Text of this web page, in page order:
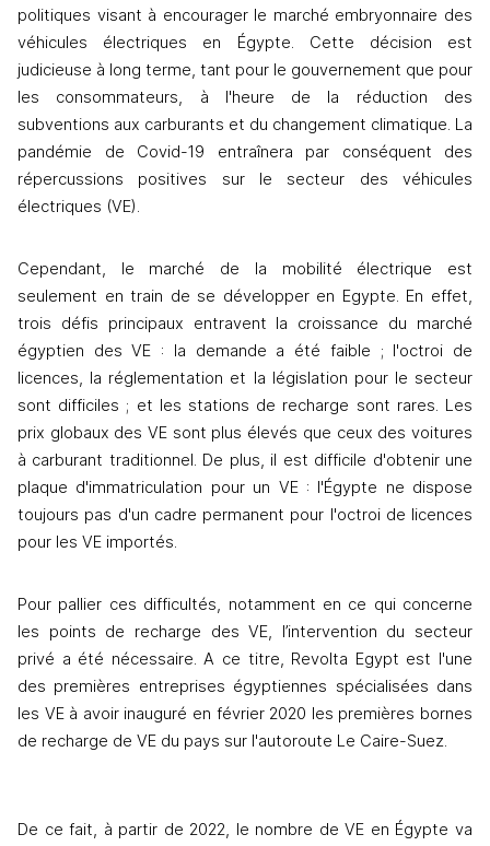
politiques visant à encourager le marché embryonnaire des
véhicules électriques en Égypte. Cette décision est
judicieuse à long terme, tant pour le gouvernement que pour
les consommateurs, à l'heure de la réduction des
subventions aux carburants et du changement climatique. La
pandémie de Covid-19 entraînera par conséquent des
répercussions positives sur le secteur des véhicules
électriques (VE).
Cependant, le marché de la mobilité électrique est
seulement en train de se développer en Egypte. En effet,
trois défis principaux entravent la croissance du marché
égyptien des VE : la demande a été faible ; l'octroi de
licences, la réglementation et la législation pour le secteur
sont difficiles ; et les stations de recharge sont rares. Les
prix globaux des VE sont plus élevés que ceux des voitures
à carburant traditionnel. De plus, il est difficile d'obtenir une
plaque d'immatriculation pour un VE : l'Égypte ne dispose
toujours pas d'un cadre permanent pour l'octroi de licences
pour les VE importés.
Pour pallier ces difficultés, notamment en ce qui concerne
les points de recharge des VE, l’intervention du secteur
privé a été nécessaire. A ce titre, Revolta Egypt est l'une
des premières entreprises égyptiennes spécialisées dans
les VE à avoir inauguré en février 2020 les premières bornes
de recharge de VE du pays sur l'autoroute Le Caire-Suez.
De ce fait, à partir de 2022, le nombre de VE en Égypte va